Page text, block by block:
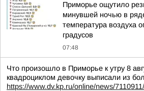
Приморье ощутило
минувшей ночью в
температура воздуха
градусов
07:48
Что произошло в Приморье к утру 8
квадроциклом девочку выписали из
https://www.dv.kp.ru/online/news/